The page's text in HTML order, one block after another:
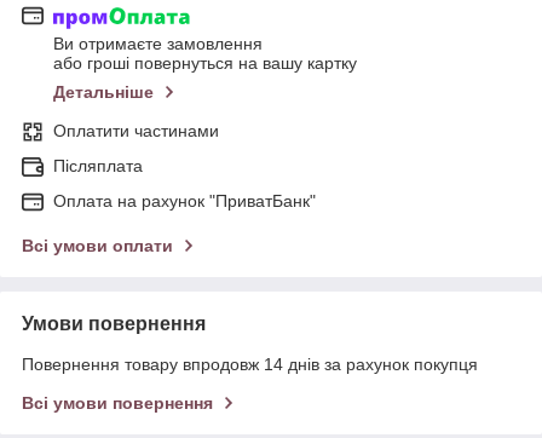
Ви отримаєте замовлення
або гроші повернуться на вашу картку
Детальніше
Оплатити частинами
Післяплата
Оплата на рахунок "ПриватБанк"
Всі умови оплати
Умови повернення
Повернення товару впродовж 14 днів за рахунок покупця
Всі умови повернення